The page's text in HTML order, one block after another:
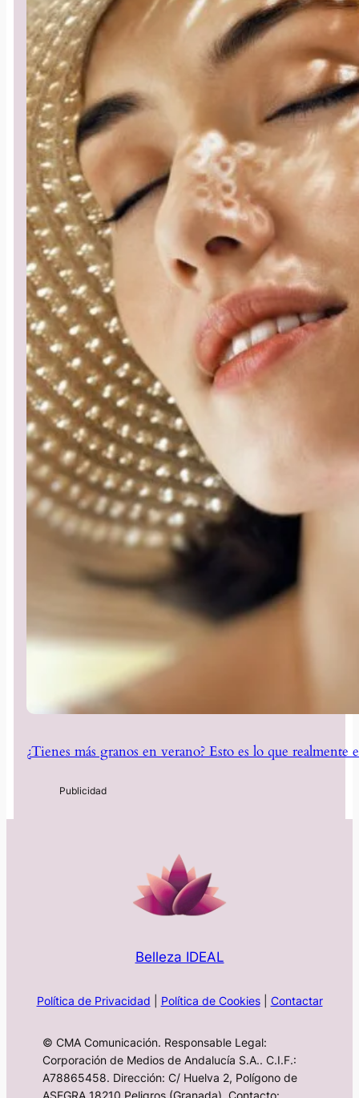
¿Tienes más granos en verano? Esto es lo que realmente
Belleza IDEAL
Política de Privacidad Política de Cookies| Contactar
© CMA Comunicación. Responsable Legal:
Corporación de Medios de Andalucía S.A.. C.I.F.:
A78865458. Dirección: C/ Huelva 2, Polígono de